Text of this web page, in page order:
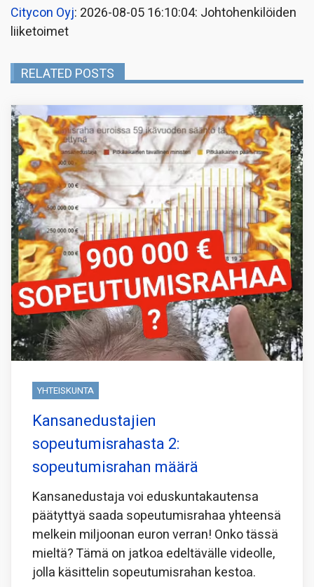
Citycon Oyj: 2026-08-05 16:10:04: Johtohenkilöiden
liiketoimet
RELATED POSTS
YHTEISKUNTA
Kansanedustajien
sopeutumisrahasta 2:
sopeutumisrahan määrä
Kansanedustaja voi eduskuntakautensa
päätyttyä saada sopeutumisrahaa yhteensä
melkein miljoonan euron verran! Onko tässä
mieltä? Tämä on jatkoa edeltävälle videolle,
jolla käsittelin sopeutumisrahan kestoa.